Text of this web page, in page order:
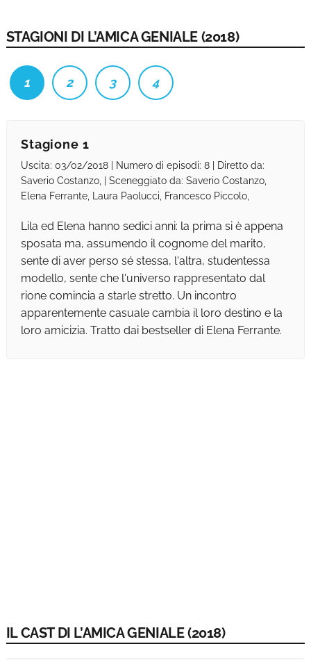
STAGIONI DI L’AMICA GENIALE (2018)
1 2 3 4
Stagione 1
Uscita: 03/02/2018 | Numero di episodi: 8 | Diretto da:
Saverio Costanzo, | Sceneggiato da: Saverio Costanzo,
Elena Ferrante, Laura Paolucci, Francesco Piccolo,
Lila ed Elena hanno sedici anni: la prima si è appena
sposata ma, assumendo il cognome del marito,
sente di aver perso sé stessa, l'altra, studentessa
modello, sente che l'universo rappresentato dal
rione comincia a starle stretto. Un incontro
apparentemente casuale cambia il loro destino e la
loro amicizia. Tratto dai bestseller di Elena Ferrante.
IL CAST DI L’AMICA GENIALE (2018)